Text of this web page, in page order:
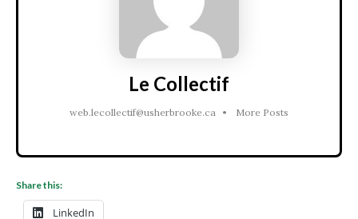
Le Collectif
web.lecollectif@usherbrooke.ca • More Posts
Share this:
LinkedIn